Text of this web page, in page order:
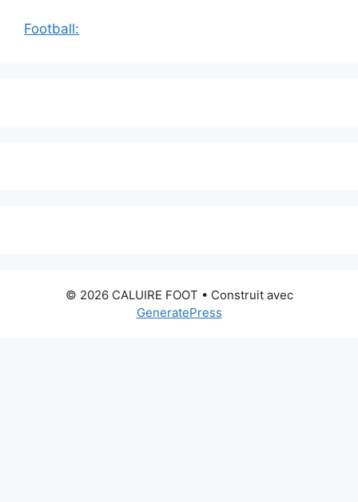
Football:
© 2026 CALUIRE FOOT • Construit avec
GeneratePress